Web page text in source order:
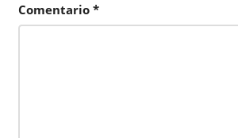
Comentario *